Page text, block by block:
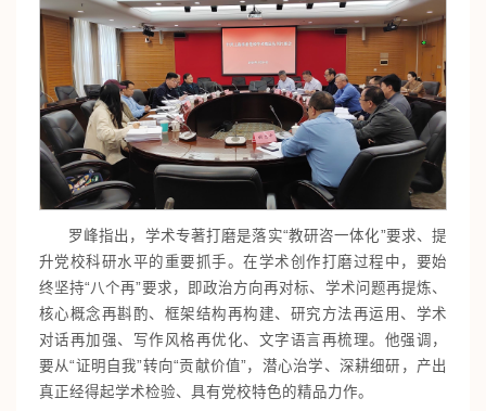
罗峰指出，学术专著打磨是落实“教研咨一体化”要求、提
升党校科研水平的重要抓手。在学术创作打磨过程中，要始
终坚持“八个再”要求，即政治方向再对标、学术问题再提炼、
核心概念再斟酌、框架结构再构建、研究方法再运用、学术
对话再加强、写作风格再优化、文字语言再梳理。他强调，
要从“证明自我”转向“贡献价值”，潜心治学、深耕细研，产出
真正经得起学术检验、具有党校特色的精品力作。